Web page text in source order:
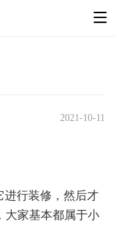
2021-10-11
进行装修，然后才
大家基本都属于小